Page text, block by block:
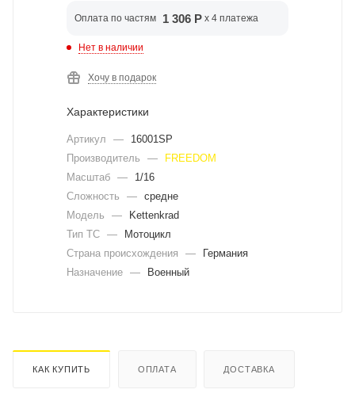
Оплата по частям 1 306 Р x 4 платежа
Нет в наличии
Хочу в подарок
Характеристики
Артикул —
16001SP
Производитель
—
FREEDOM
Масштаб —
1/16
Сложность
— средне
Модель
—
Kettenkrad
Тип ТС —
Мотоцикл
Страна происхождения
—
Германия
Назначение — Военный
КАК КУПИТЬ ОПЛАТА ДОСТАВКА